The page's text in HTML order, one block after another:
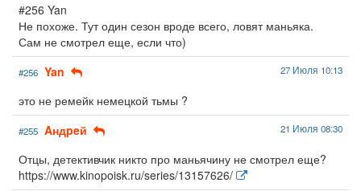
#256 Yan
Не похоже. Тут один сезон вроде всего, ловят маньяка.
Сам не смотрел еще, если что)
#256 Yan 27 Июля 10:13
это не ремейк немецкой тьмы ?
#255 Aндpeй 21 Июля 08:30
Отцы, детективчик никто про маньячину не смотрел еще?
https://www.kinopoisk.ru/series/13157626/